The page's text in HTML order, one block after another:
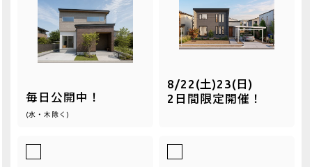
毎日公開中！
(水・木除く)
8/22(土)23(日)
2日間限定開催！